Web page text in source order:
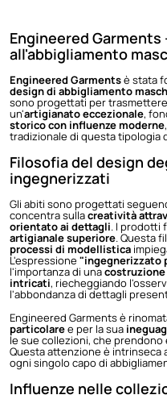
Engineered
all'abbigliamento
Engineered Garmentsè stata
design di abbigliamento
sono progettati per trasmettere
un'artigianato eccezionale,
storico con influenze moderne
tradizionale di questa tipologia
Filosofia del design
ingegnerizzati
Gli abiti sono progettati
concentra sullacreatività
orientato ai dettagli. I prodotti
artigianale superiore. Questa
processi di modellistica
L'espressione "ingegnerizzato
l'importanza di una
intricati, riecheggiando
l'abbondanza di dettagli
Engineered Garments è
particolaree per la sua
le sue collezioni, che prendono
Questa attenzione è intrinseca
ogni singolo capo di
Influenze nelle